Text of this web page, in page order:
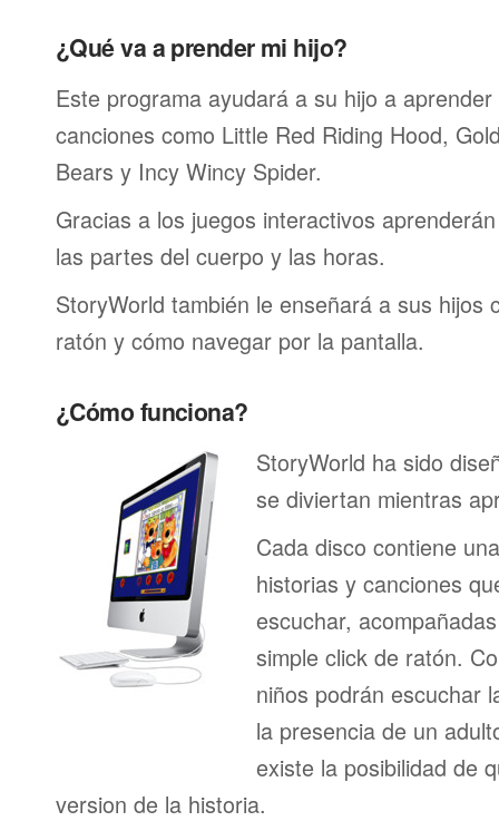
¿Qué va a prender mi hijo?
Este programa ayudará a su hijo a
canciones como Little Red Riding Hood,
Bears y Incy Wincy Spider.
Gracias a los juegos interactivos
las partes del cuerpo y las horas.
StoryWorld también le enseñará a sus hijos
ratón y cómo navegar por la pantalla.
¿Cómo funciona?
StoryWorld ha sido
se diviertan mientras
Cada disco contiene
historias y canciones
escuchar,
simple click de ratón.
niños podrán escuchar
la presencia de un
existe la posibilidad de
version de la historia.